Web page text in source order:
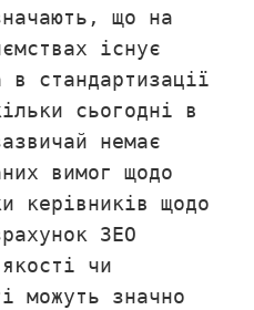
що на
існує
в стандартизації
сьогодні в
немає
вимог щодо
керівників щодо
ЗЕО
чи
можуть значно